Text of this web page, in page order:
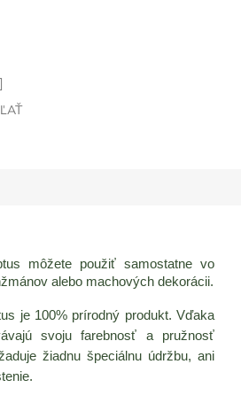
môžete použiť samostatne vo
alebo machových dekorácii.
je 100% prírodný produkt. Vďaka
svoju farebnosť a pružnosť
žiadnu špeciálnu údržbu, ani